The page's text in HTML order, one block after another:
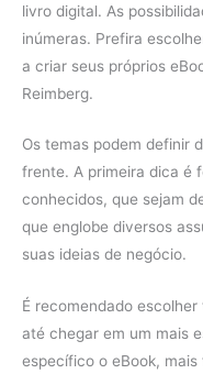
livro digital. As
inúmeras. Prefira
a criar seus próprios
Reimberg.
Os temas podem definir
frente. A primeira dica é
conhecidos, que sejam
que englobe diversos
suas ideias de negócio.
É recomendado
até chegar em um mais
específico o eBook,